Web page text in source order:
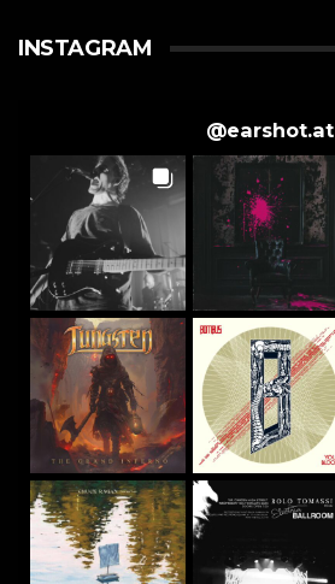
INSTAGRAM
@earshot.at